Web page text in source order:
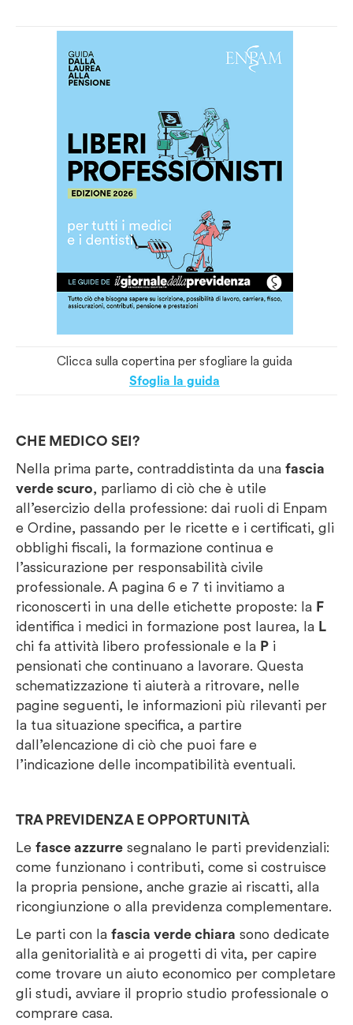
Clicca sulla copertina per sfogliare la guida
Sfoglia la guida
CHE MEDICO SEI?
Nella prima parte, contraddistinta da una fascia
verde scuro, parliamo di ciò che è utile
all’esercizio della professione: dai ruoli di Enpam
e Ordine, passando per le ricette e i certificati, gli
obblighi fiscali, la formazione continua e
l’assicurazione per responsabilità civile
professionale. A pagina 6 e 7 ti invitiamo a
riconoscerti in una delle etichette proposte: la F
identifica i medici in formazione post laurea, la L
chi fa attività libero professionale e la P i
pensionati che continuano a lavorare. Questa
schematizzazione ti aiuterà a ritrovare, nelle
pagine seguenti, le informazioni più rilevanti per
la tua situazione specifica, a partire
dall’elencazione di ciò che puoi fare e
l’indicazione delle incompatibilità eventuali.
TRA PREVIDENZA E OPPORTUNITÀ
Le fasce azzurre segnalano le parti previdenziali:
come funzionano i contributi, come si costruisce
la propria pensione, anche grazie ai riscatti, alla
ricongiunzione o alla previdenza complementare.
Le parti con la fascia verde chiara sono dedicate
alla genitorialità e ai progetti di vita, per capire
come trovare un aiuto economico per completare
gli studi, avviare il proprio studio professionale o
comprare casa.